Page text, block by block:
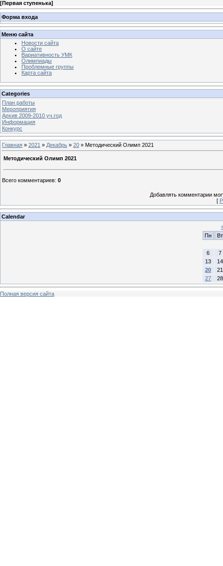
[Первая ступенька]
Форма входа
Меню сайта
Новости сайта
О сайте
Вариативность УМК
Олимпиады
Проблемные группы
Карта сайта
Categories
План работы
Мероприятия
Архив 2009-2010 уч.год
Информация
Конкурс
Главная » 2021 » Декабрь » 20 » Методический Олимп 2021
Методический Олимп 2021
Всего комментариев: 0
Добавлять комментарии
[
Calendar
Пн
Вт
6
7
13
14
20
21
27
28
Полная версия сайта